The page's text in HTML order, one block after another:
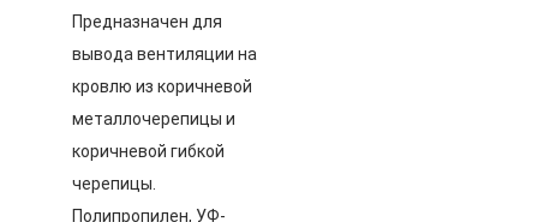
Предназначен для
вывода вентиляции на
кровлю из коричневой
металлочерепицы и
коричневой гибкой
черепицы.
Полипропилен, УФ-